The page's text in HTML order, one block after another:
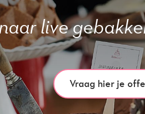
live
Vraag hier je